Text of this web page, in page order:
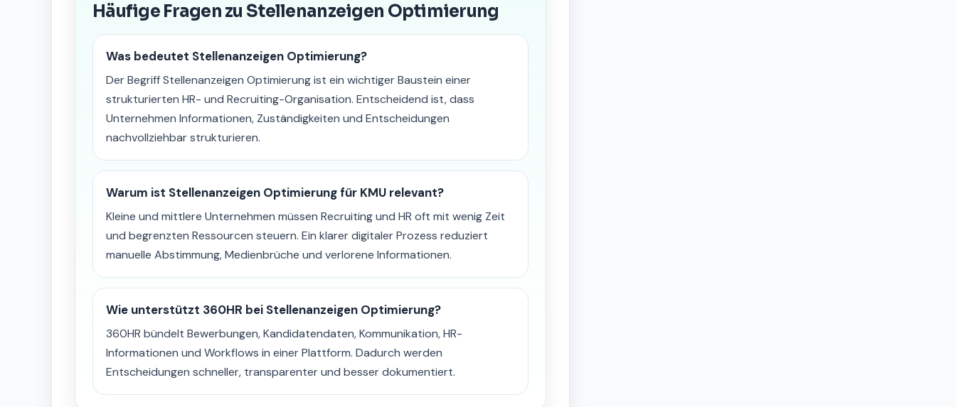
Häufige Fragen zu Stellenanzeigen Optimierung
Was bedeutet Stellenanzeigen Optimierung?
Der Begriff Stellenanzeigen Optimierung ist ein wichtiger Baustein einer
strukturierten HR- und Recruiting-Organisation. Entscheidend ist, dass
Unternehmen Informationen, Zuständigkeiten und Entscheidungen
nachvollziehbar strukturieren.
Warum ist Stellenanzeigen Optimierung für KMU relevant?
Kleine und mittlere Unternehmen müssen Recruiting und HR oft mit wenig Zeit
und begrenzten Ressourcen steuern. Ein klarer digitaler Prozess reduziert
manuelle Abstimmung, Medienbrüche und verlorene Informationen.
Wie unterstützt 360HR bei Stellenanzeigen Optimierung?
360HR bündelt Bewerbungen, Kandidatendaten, Kommunikation, HR-
Informationen und Workflows in einer Plattform. Dadurch werden
Entscheidungen schneller, transparenter und besser dokumentiert.